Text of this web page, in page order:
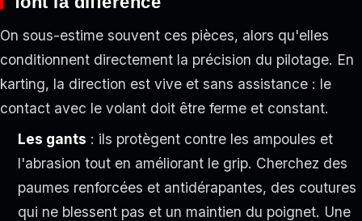
On sous-estime souvent ces pièces, alors qu'elles
conditionnent directement la précision du pilotage. En
karting, la direction est vive et sans assistance : le
contact avec le volant doit être ferme et constant.
Les gants : ils protègent contre les ampoules et
l'abrasion tout en améliorant le grip. Cherchez des
paumes renforcées et antidérapantes, des coutures
qui ne blessent pas et un maintien du poignet. Une